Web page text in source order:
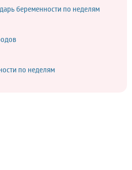
беременности по неделям
по неделям